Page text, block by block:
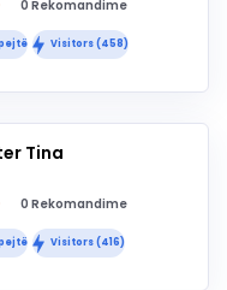
0 Rekomandime
Visitors (458)
Tina
0 Rekomandime
Visitors (416)